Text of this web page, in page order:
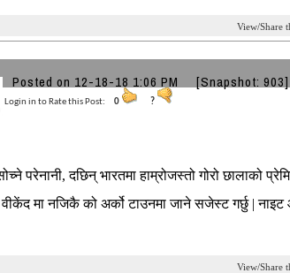
View/Share
Posted on 12-18-18 1:06 PM [Snapshot: 903]
Login in to Rate this Post: 0 ?
परेनानी, दछिन् भारतमा हाम्रोजस्तो गोरो छालाको
वीकेंद मा नजिकै को अर्को टाउनमा जाने सजेस्ट गर्छु |
View/Share